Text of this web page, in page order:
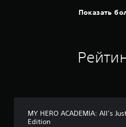
Показать
MY HERO ACADEMIA: All’s
Edition